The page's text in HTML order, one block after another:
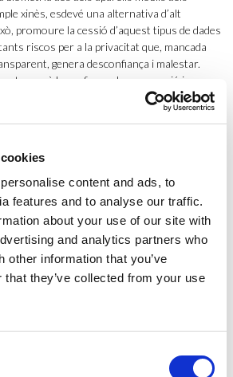
content and ads, to
features and to analyse our traffic.
about your use of our site with
and analytics partners who
other information that you’ve
that they’ve collected from your use
xinès, esdevé una alternativa d’alt
promoure la cessió d’aquest tipus de dades
riscos per a la privacitat que, mancada
genera desconfiança i malestar.
en què la confiança, la cooperació i
per combatre amb eficàcia la pandèmia.
perquè cal llegir les principals variables
atès l’efecte multiplicador del virus. Així
pateixen de problemes de mesura (depenen
i dels casos no detectats), de decalatge
els símptomes s’esdevenen dies després del
(a l’inici, els tests detecten un volum de
altres irregularitats. Tots aquests factors
difícil interpretació, també per als experts en
il·lustratiu l’article de
a Espanya (a 28 de març) en una